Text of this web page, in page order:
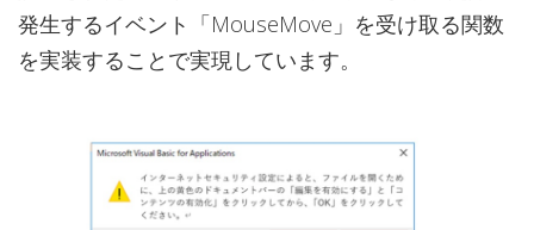
発生するイベント「MouseMove」を受け取る関数
を実装することで実現しています。